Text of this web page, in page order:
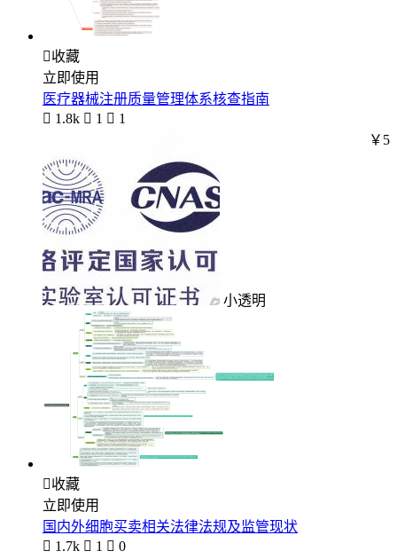
收藏
立即使用
医疗器械注册质量管理体系核查指南
 1.8k  1  1
小透明
￥5
收藏
立即使用
国内外细胞买卖相关法律法规及监管现状
 1.7k  1  0